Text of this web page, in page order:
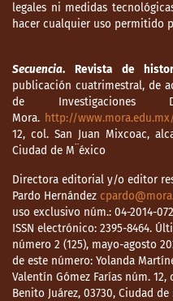
legales ni medidas
hacer cualquier uso permitido
Secuencia. Revista de
publicación cuatrimestral, de
de
Mora. http://
12, col. San Juan Mixcoac,
Ciudad de M¨éxico
Directora editorial y/o editor
Pardo Hernández
uso exclusivo núm.: 04-2014-
ISSN electrónico: 2395-8464.
número 2 (125), mayo-agosto
de este número: Yolanda
Valentín Gómez Farías núm.
Benito Juárez, 03730, Ciudad